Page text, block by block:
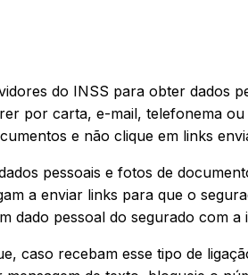
do INSS para obter dados
por carta, e-mail, telefonema
e não clique em links
pessoais e fotos de
a enviar links para que o
dado pessoal do segurado com a
caso recebam esse tipo de